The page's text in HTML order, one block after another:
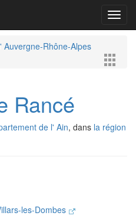
Auvergne-Rhône-Alpes
Rancé
de l' Ain, dans la région
les-Dombes